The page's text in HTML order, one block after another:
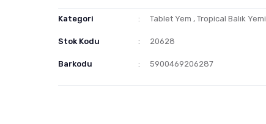
Kategori Tablet Yem , Tropical Balık Yemi
Stok Kodu 20628
Barkodu 5900469206287